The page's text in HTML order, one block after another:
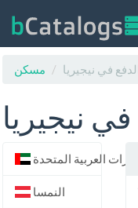
مسكن
في نيجيريا
نيجيريا
العربية المتحدة
النمسا